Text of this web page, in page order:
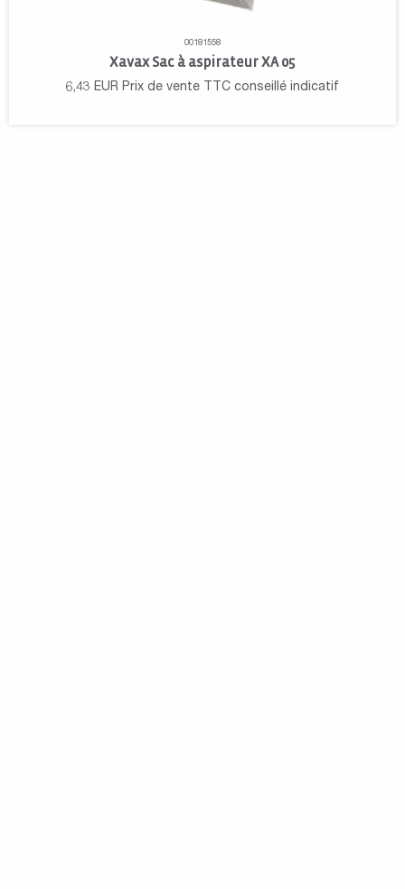
00181558
Xavax Sac à aspirateur XA 05
6,43 EUR Prix de vente TTC conseillé indicatif